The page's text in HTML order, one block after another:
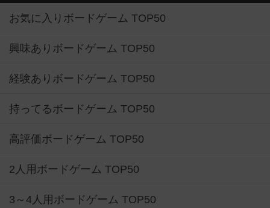
お気に入りボードゲーム TOP50
興味ありボードゲーム TOP50
経験ありボードゲーム TOP50
持ってるボードゲーム TOP50
高評価ボードゲーム TOP50
2人用ボードゲーム TOP50
3～4人用ボードゲーム TOP50